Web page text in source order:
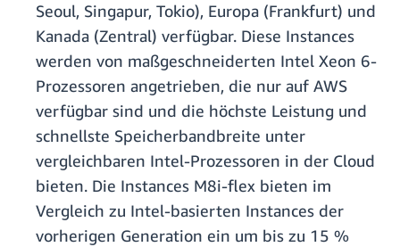
Seoul, Singapur, Tokio), Europa (Frankfurt) und
Kanada (Zentral) verfügbar. Diese Instances
werden von maßgeschneiderten Intel Xeon 6-
Prozessoren angetrieben, die nur auf AWS
verfügbar sind und die höchste Leistung und
schnellste Speicherbandbreite unter
vergleichbaren Intel-Prozessoren in der Cloud
bieten. Die Instances M8i-flex bieten im
Vergleich zu Intel-basierten Instances der
vorherigen Generation ein um bis zu 15 %